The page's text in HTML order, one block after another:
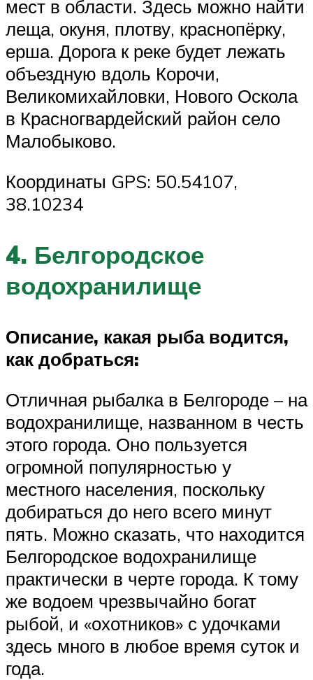
мест в области. Здесь можно найти
леща, окуня, плотву, краснопёрку,
ерша. Дорога к реке будет лежать
объездную вдоль Корочи,
Великомихайловки, Нового Оскола
в Красногвардейский район село
Малобыково.
Координаты GPS: 50.54107,
38.10234
4. Белгородское
водохранилище
Описание, какая рыба водится,
как добраться:
Отличная рыбалка в Белгороде – на
водохранилище, названном в честь
этого города. Оно пользуется
огромной популярностью у
местного населения, поскольку
добираться до него всего минут
пять. Можно сказать, что находится
Белгородское водохранилище
практически в черте города. К тому
же водоем чрезвычайно богат
рыбой, и «охотников» с удочками
здесь много в любое время суток и
года.